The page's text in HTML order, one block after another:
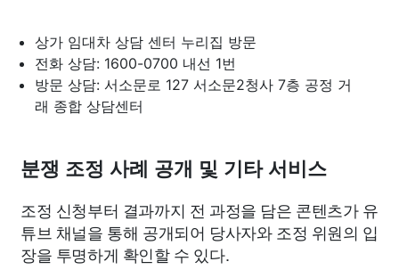
상가 임대차 상담 센터 누리집 방문
전화 상담: 1600-0700 내선 1번
방문 상담: 서소문로 127 서소문2청사 7층 공정 거
래 종합 상담센터
분쟁 조정 사례 공개 및 기타 서비스
조정 신청부터 결과까지 전 과정을 담은 콘텐츠가 유
튜브 채널을 통해 공개되어 당사자와 조정 위원의 입
장을 투명하게 확인할 수 있다.